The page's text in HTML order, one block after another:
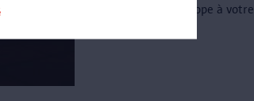
mettra un télescope à votre